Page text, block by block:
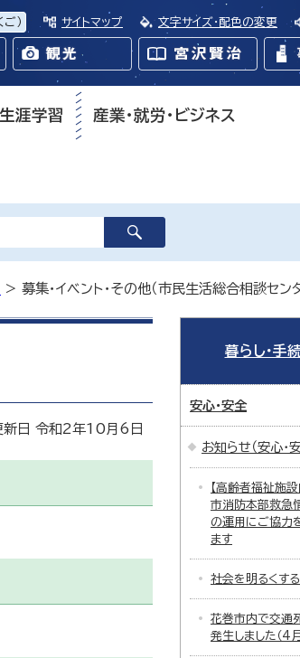
） サイトマップ 文字サイズ・配色の変更
生涯学習 産業・就労・ビジネス
> 募集・イベント・その他（市民生活総合相談セン
日 令和2年10月6日
暮らし・手
安心・安全
お知らせ（安心・
【高齢者福祉施設
市消防本部救急
の運用にご協力
ます
社会を明るくす
花巻市内で交通
発生しました（4